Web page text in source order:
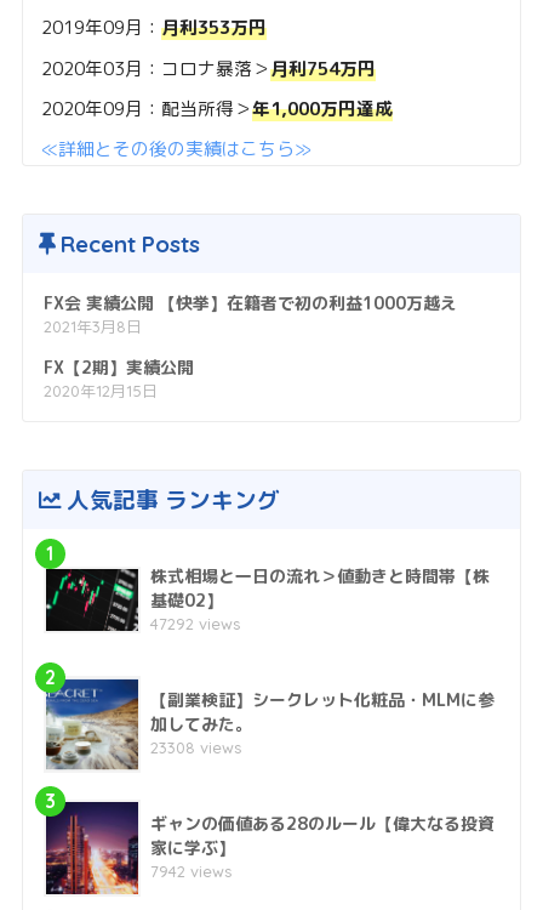
2019年09月： 月利353万円
2020年03月：コロナ暴落＞月利754万円
2020年09月：配当所得＞年1,000万円達成
≪詳細とその後の実績はこちら≫
Recent Posts
FX会 実績公開 【快挙】在籍者で初の利益1000万越え
2021年3月8日
FX【2期】実績公開
2020年12月15日
人気記事 ランキング
1
株式相場と一日の流れ＞値動きと時間帯【株
基礎02】
47292 views
2
【副業検証】シークレット化粧品・MLMに参
加してみた。
23308 views
3
ギャンの価値ある28のルール【偉大なる投資
家に学ぶ】
7942 views